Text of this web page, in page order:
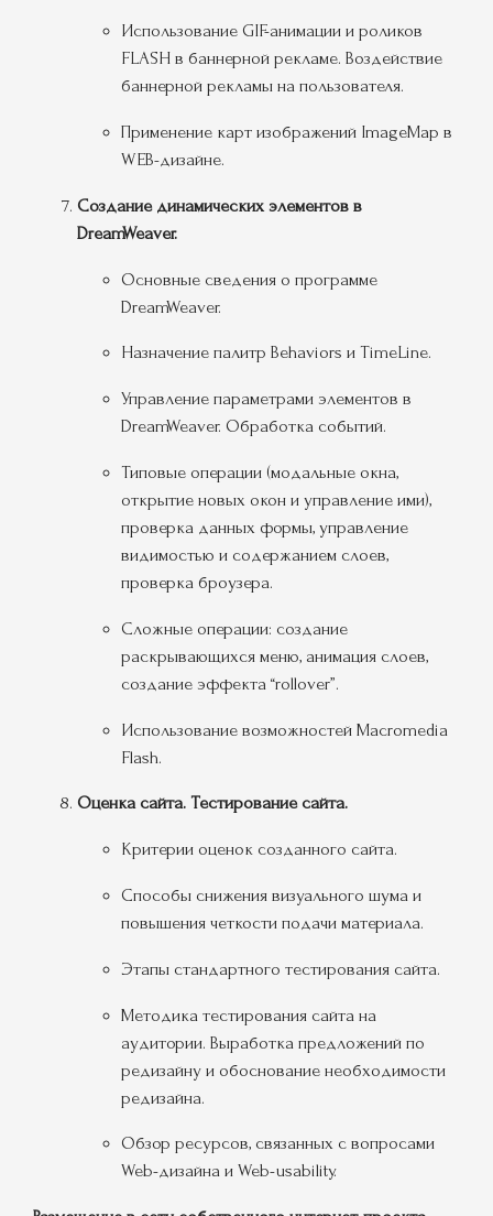
Использование GIF-анимации и роликов
FLASH в баннерной рекламе. Воздействие
баннерной рекламы на пользователя.
Применение карт изображений ImageMap в
WEB-дизайне.
Создание динамических элементов в
DreamWeaver.
Основные сведения о программе
DreamWeaver.
Назначение палитр Behaviors и TimeLine.
Управление параметрами элементов в
DreamWeaver. Обработка событий.
Типовые операции (модальные окна,
открытие новых окон и управление ими),
проверка данных формы, управление
видимостью и содержанием слоев,
проверка броузера.
Сложные операции: создание
раскрывающихся меню, анимация слоев,
создание эффекта “rollover”.
Использование возможностей Macromedia
Flash.
Оценка сайта. Тестирование сайта.
Критерии оценок созданного сайта.
Способы снижения визуального шума и
повышения четкости подачи материала.
Этапы стандартного тестирования сайта.
Методика тестирования сайта на
аудитории. Выработка предложений по
редизайну и обоснование необходимости
редизайна.
Обзор ресурсов, связанных с вопросами
Web-дизайна и Web-usability.